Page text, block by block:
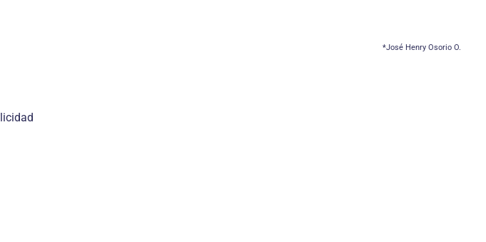
*José Henry Osorio O.